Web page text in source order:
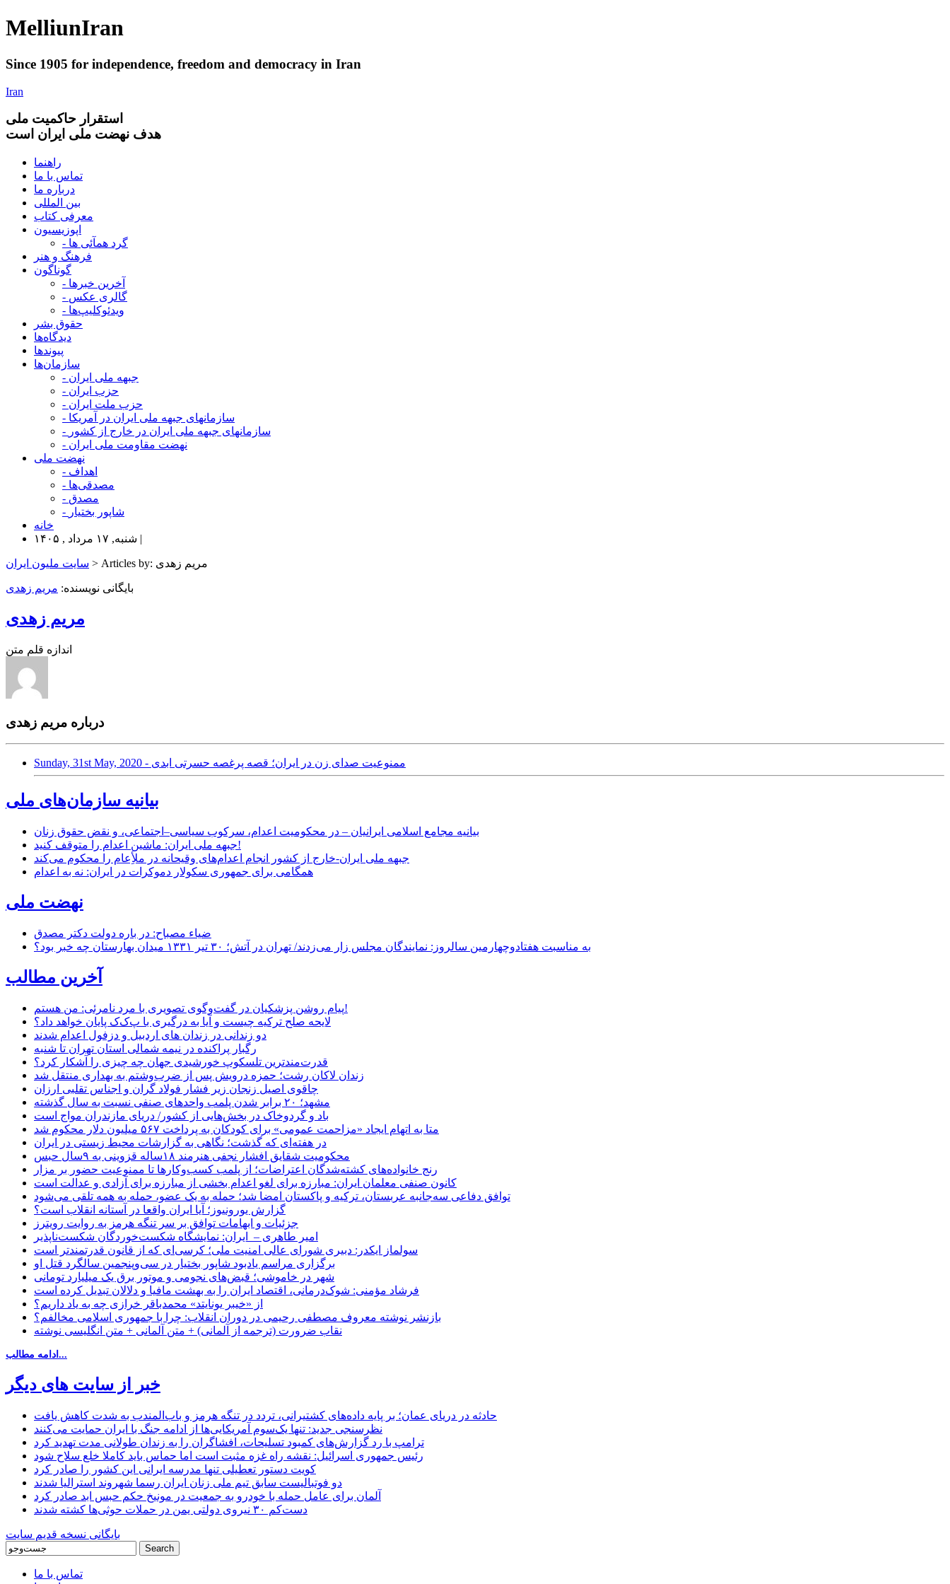
MelliunIran
Since 1905 for independence, freedom and democracy in Iran
Iran
استقرار حاکميت ملی
هدف نهضت ملی ایران است
راهنما
تماس با ما
درباره ما
بین المللی
معرفی کتاب
اپوزیسیون
- گرد همآئی ها
فرهنگ و هنر
گوناگون
- آخرین خبرها
- گالری عکس
- ویدئوکلیپ‌ها
حقوق بشر
دیدگاه‌ها
پیوندها
سازمان‌ها
- جبهه ملی ایران
- حزب ایران
- حزب ملت ایران
- سازمانهای جبهه ملی ایران در آمریکا
- سازمانهای جبهه ملی ایران در خارج از کشور
- نهضت مقاومت ملی ایران
نهضت ملی
- اهداف
- مصدقی‌ها
- مصدق
- شاپور بختیار
خانه
شنبه, ۱۷ مرداد , ۱۴۰۵ |
سایت ملیون ایران > Articles by: مریم زهدی
بایگانی نویسنده: مریم زهدی
مریم زهدی
اندازه قلم متن
درباره مریم زهدی
Sunday, 31st May, 2020 - ممنوعیت صدای زن در ایران؛ قصه پرغصه حسرتی ابدی
بیانیه سازمان‌های ملی
بیانیه مجامع اسلامی ایرانیان – در محکومیت اعدام، سرکوب سیاسی–اجتماعی، و نقض حقوق زنان
جبهه ملی ایران: ماشین اعدام را متوقف کنید!
جبهه ملی ایران-خارج از کشور انجام اعدام‌های وقیحانه در ملأِعام را محکوم می‌کند
همگامی برای جمهوری سکولار دموکرات در ایران: نه به اعدام
نهضت ملی
ضیاء مصباح: در باره دولت دکتر مصدق
به مناسبت هفتادوچهارمین سالروز: نمایندگان مجلس زار می‌زدند/ تهران در آتش؛ ۳۰ تیر ۱۳۳۱ میدان بهارستان چه خبر بود؟
آخرین مطالب
پیام روشن پزشکیان در گفت‌و‌گوی تصویری با مرد نامرئی: من هستم!
لایحه صلح ترکیه چیست و آیا به درگیری با پ‌ک‌ک پایان خواهد داد؟
دو زندانی در زندان های اردبیل و دزفول اعدام شدند
رگبار پراکنده در نیمه شمالی استان تهران تا شنبه
قدرت‌مندترین تلسکوپ خورشیدی جهان چه چیزی را آشکار کرد؟
زندان لاکان رشت؛ حمزه درویش پس از ضرب‌وشتم به بهداری منتقل شد
چاقوی اصیل زنجان زیر فشار فولاد گران و اجناس تقلبی ارزان
مشهد؛ ۲۰ برابر شدن پلمب واحدهای صنفی نسبت به سال گذشته
باد و گردوخاک در بخش‌هایی از کشور/ دریای مازندران مواج است
متا به اتهام ایجاد «مزاحمت عمومی» برای کودکان به پرداخت ۵۶۷ میلیون دلار محکوم شد
در هفته‌ای که گذشت؛ نگاهی به گزارشات محیط زیستی در ایران
محکومیت شقایق افشار نجفی هنرمند ۱۸ساله قزوینی به ۹سال حبس
رنج خانواده‌های کشته‌شدگان اعتراضات؛ از پلمب کسب‌وکارها تا ممنوعیت حضور بر مزار
کانون صنفی معلمان ایران: مبارزه برای لغو اعدام بخشی از مبارزه برای آزادی و عدالت است
توافق دفاعی سه‌جانبه عربستان، ترکیه و پاکستان امضا شد؛ حمله به یک عضو، حمله به همه تلقی می‌شود
گزارش یورونیوز؛ آیا ایران واقعا در آستانه انقلاب است؟
جزئیات و ابهامات توافق بر سر تنگه هرمز به روایت رویترز
امیر طاهری – ایران: نمایشگاه شکست‌خوردگان شکست‌ناپذیر
سولماز ایکدر: دبیری شورای عالی امنیت ملی؛ کرسی‌ای که از قانون قدرتمندتر است
برگزاری مراسم یادبود شاپور بختیار در سی‌وپنجمین سالگرد قتل او
شهر در خاموشی؛ قبض‌های نجومی و موتور برق یک میلیارد تومانی
فرشاد مؤمنی: شوک‌درمانی، اقتصاد ایران را به بهشت مافیا و دلالان تبدیل کرده است
از «خیبر یونایتد» محمدباقر خرازی چه به یاد داریم؟
بازنشر نوشته معروف مصطفی رحیمی در دوران انقلاب: چرا با جمهوری اسلامی مخالفم؟
نقاب ضرورت (ترجمه از آلمانی) + متن آلمانی + متن انگلیسی نوشته
ادامه مطالب...
خبر از سایت های دیگر
حادثه در دریای عمان؛ بر پایه داده‌های کشتیرانی، تردد در تنگه هرمز و باب‌المندب به شدت کاهش یافت
نظرسنجی جدید: تنها یک‌سوم آمریکایی‌ها از ادامه جنگ با ایران حمایت می‌کنند
ترامپ با رد گزارش‌های کمبود تسلیحات، افشاگران را به زندان طولانی مدت تهدید کرد
رئیس‌ جمهوری اسرائیل: نقشه راه غزه مثبت است اما حماس باید کاملا خلع سلاح شود
کویت دستور تعطیلی تنها مدرسه ایرانی این کشور را صادر کرد
دو فوتبالیست سابق تیم ملی زنان ایران رسما شهروند استرالیا شدند
آلمان برای عامل حمله با خودرو به جمعیت در مونیخ حکم حبس ابد صادر کرد
دست‌کم ۳۰ نیروی دولتی یمن در حملات حوثی‌ها کشته شدند
بایگانی نسخه قدیم سایت
تماس با ما